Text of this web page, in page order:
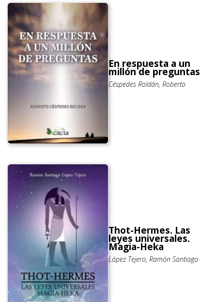
En respuesta a un
millón de preguntas
Céspedes Roldán, Roberto
Thot-Hermes. Las
leyes universales.
Magia-Heka
López Tejero, Ramón Santiago